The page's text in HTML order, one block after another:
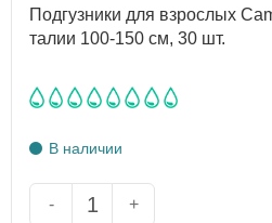
Подгузники для взрослых
талии 100-150 см, 30 шт.
В наличии
- +